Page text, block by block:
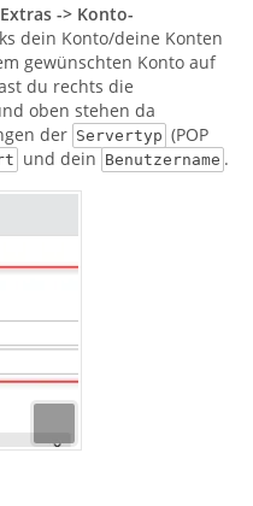
Extras -> Konto-
dein Konto/deine Konten
gewünschten Konto auf
du rechts die
oben stehen da
der Servertyp (POP
und dein Benutzername .